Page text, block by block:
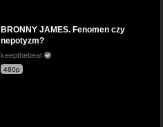
BRONNY JAMES. Fenomen czy
nepotyzm?
keepthebeat
480p